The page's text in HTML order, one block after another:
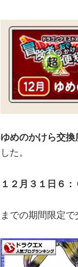
ゆめのかけら交
した。
１２月３１日６
までの期間限定